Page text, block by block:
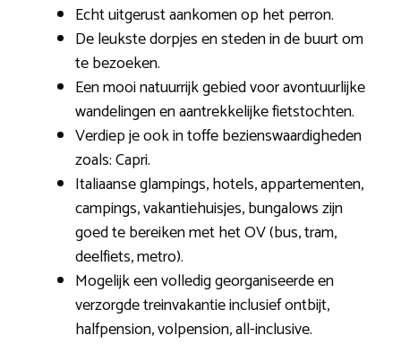
Echt uitgerust aankomen op het perron.
De leukste dorpjes en steden in de buurt om
te bezoeken.
Een mooi natuurrijk gebied voor avontuurlijke
wandelingen en aantrekkelijke fietstochten.
Verdiep je ook in toffe bezienswaardigheden
zoals: Capri.
Italiaanse glampings, hotels, appartementen,
campings, vakantiehuisjes, bungalows zijn
goed te bereiken met het OV (bus, tram,
deelfiets, metro).
Mogelijk een volledig georganiseerde en
verzorgde treinvakantie inclusief ontbijt,
halfpension, volpension, all-inclusive.